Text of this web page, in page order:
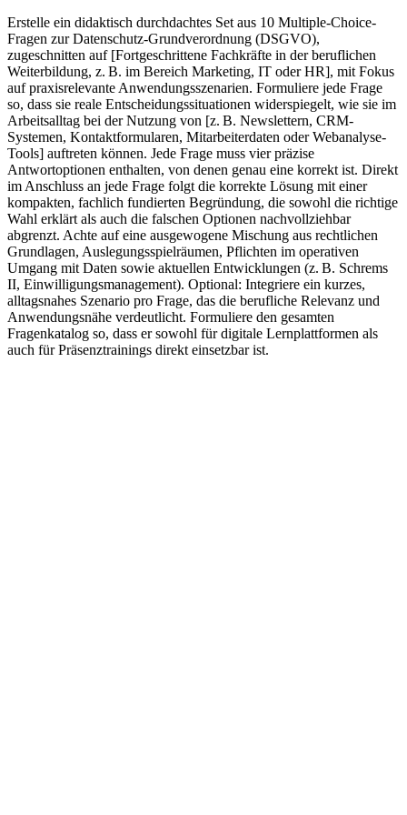
Erstelle ein didaktisch durchdachtes Set aus 10 Multiple-Choice-
Fragen zur Datenschutz-Grundverordnung (DSGVO),
zugeschnitten auf [Fortgeschrittene Fachkräfte in der beruflichen
Weiterbildung, z. B. im Bereich Marketing, IT oder HR], mit Fokus
auf praxisrelevante Anwendungsszenarien. Formuliere jede Frage
so, dass sie reale Entscheidungssituationen widerspiegelt, wie sie im
Arbeitsalltag bei der Nutzung von [z. B. Newslettern, CRM-
Systemen, Kontaktformularen, Mitarbeiterdaten oder Webanalyse-
Tools] auftreten können. Jede Frage muss vier präzise
Antwortoptionen enthalten, von denen genau eine korrekt ist. Direkt
im Anschluss an jede Frage folgt die korrekte Lösung mit einer
kompakten, fachlich fundierten Begründung, die sowohl die richtige
Wahl erklärt als auch die falschen Optionen nachvollziehbar
abgrenzt. Achte auf eine ausgewogene Mischung aus rechtlichen
Grundlagen, Auslegungsspielräumen, Pflichten im operativen
Umgang mit Daten sowie aktuellen Entwicklungen (z. B. Schrems
II, Einwilligungsmanagement). Optional: Integriere ein kurzes,
alltagsnahes Szenario pro Frage, das die berufliche Relevanz und
Anwendungsnähe verdeutlicht. Formuliere den gesamten
Fragenkatalog so, dass er sowohl für digitale Lernplattformen als
auch für Präsenztrainings direkt einsetzbar ist.